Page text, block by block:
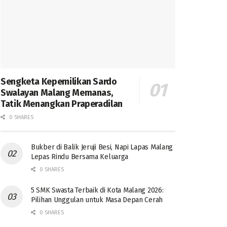
Sengketa Kepemilikan Sardo
Swalayan Malang Memanas,
Tatik Menangkan Praperadilan
0 SHARES
Bukber di Balik Jeruji Besi, Napi Lapas Malang
Lepas Rindu Bersama Keluarga
0 SHARES
5 SMK Swasta Terbaik di Kota Malang 2026:
Pilihan Unggulan untuk Masa Depan Cerah
0 SHARES